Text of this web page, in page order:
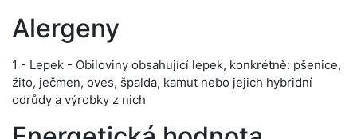
Alergeny
1 - Lepek - Obiloviny obsahující lepek, konkrétně: pšenice,
žito, ječmen, oves, špalda, kamut nebo jejich hybridní
odrůdy a výrobky z nich